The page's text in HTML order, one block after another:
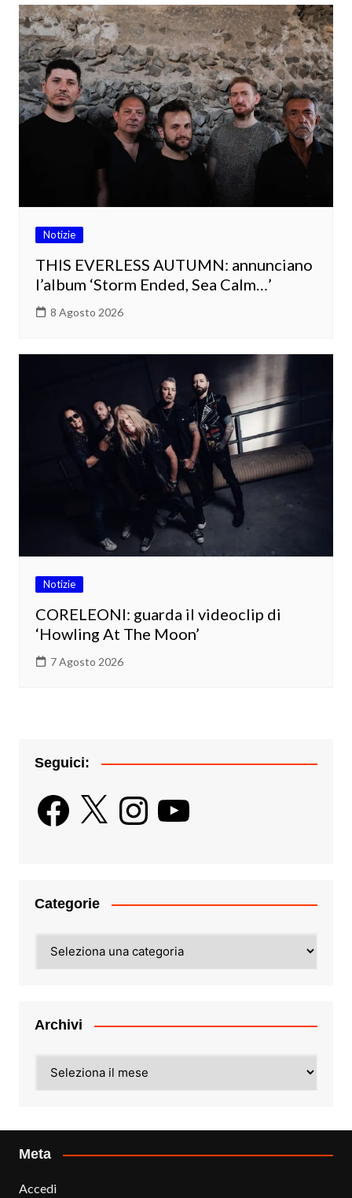
Notizie
THIS EVERLESS AUTUMN: annunciano
l’album ‘Storm Ended, Sea Calm…’
8 Agosto 2026
Notizie
CORELEONI: guarda il videoclip di
‘Howling At The Moon’
7 Agosto 2026
Seguici:
Facebook
X InstagramYouTube
Categorie
Archivi
Meta
Accedi